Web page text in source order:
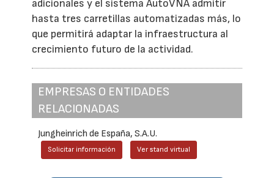
adicionales y el sistema AutoVNA admitir
hasta tres carretillas automatizadas más, lo
que permitirá adaptar la infraestructura al
crecimiento futuro de la actividad.
EMPRESAS O ENTIDADES
RELACIONADAS
Jungheinrich de España, S.A.U.
Solicitar información Ver stand virtual